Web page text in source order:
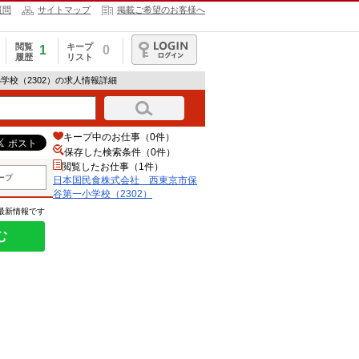
問 サイトマップ 掲載ご希望のお客様へ
閲覧
履歴
1
キープ
リスト
0
ログイン
校（2302）の求人情報詳細
プ
新情報です
キープ中のお仕事（0件）
保存した検索条件（0件）
閲覧したお仕事（1件）
日本国民食株式会社 西東京市保
谷第一小学校（2302）